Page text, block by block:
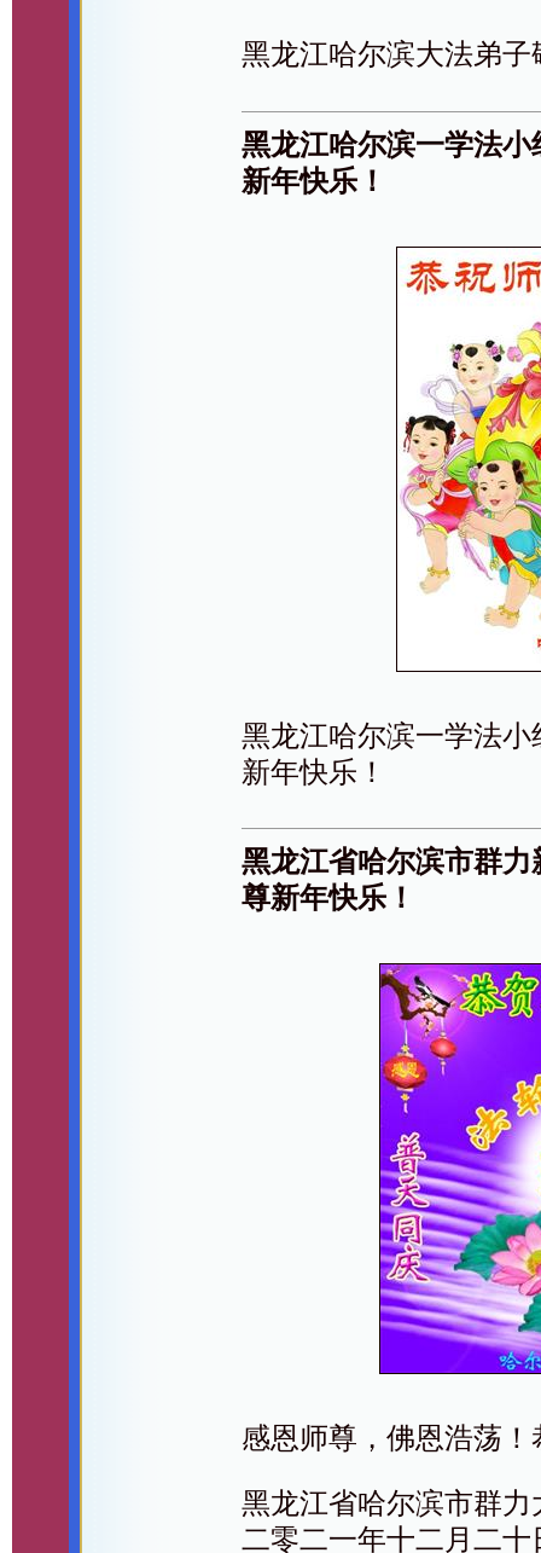
黑龙江哈尔滨大法弟
黑龙江哈尔滨一学法
新年快乐！
黑龙江哈尔滨一学法
新年快乐！
黑龙江省哈尔滨市群
尊新年快乐！
感恩师尊，佛恩浩荡
黑龙江省哈尔滨市群力
二零二一年十二月二十